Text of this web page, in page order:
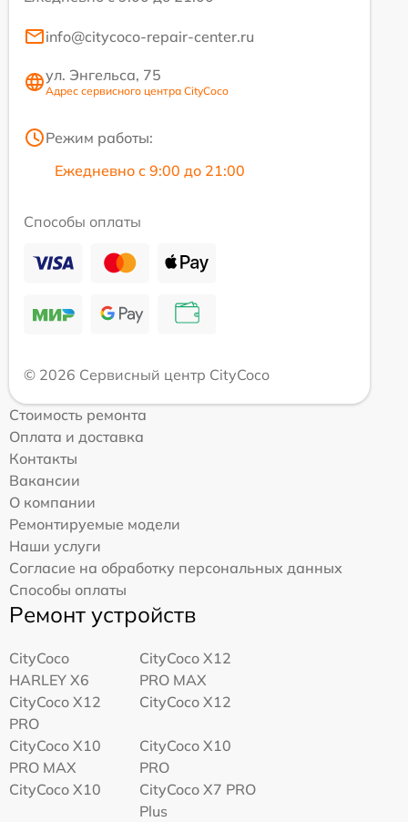
info@citycoco-repair-center.ru
ул. Энгельса, 75
Адрес сервисного центра CityCoco
Режим работы:
Ежедневно с 9:00 до 21:00
Способы оплаты
© 2026 Сервисный центр CityCoco
Стоимость ремонта
Оплата и доставка
Контакты
Вакансии
О компании
Ремонтируемые модели
Наши услуги
Согласие на обработку персональных данных
Способы оплаты
Ремонт устройств
CityCoco
HARLEY X6
CityCoco X12
PRO MAX
CityCoco X12
PRO
CityCoco X12
CityCoco X10
PRO MAX
CityCoco X10
PRO
CityCoco X10
CityCoco X7 PRO
Plus